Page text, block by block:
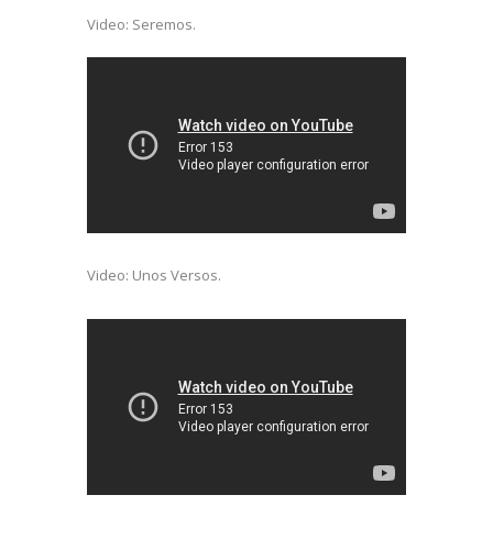
Video: Seremos.
Video: Unos Versos.